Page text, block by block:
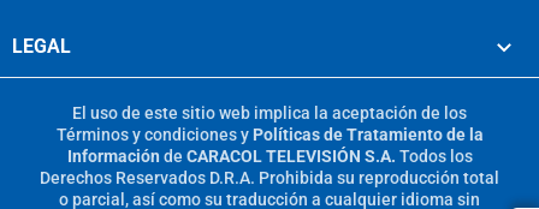
LEGAL
El uso de este sitio web implica la aceptación de los
Términos y condicionesy Políticas de Tratamiento de la
Información de CARACOL TELEVISIÓN S.A. Todos los
Derechos Reservados D.R.A. Prohibida su reproducción total
o parcial, así como su traducción a cualquier idioma sin